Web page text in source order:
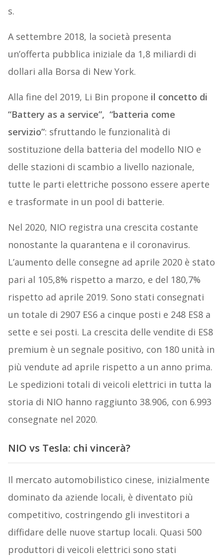
s.
A settembre 2018, la società presenta
un’offerta pubblica iniziale da 1,8 miliardi di
dollari alla Borsa di New York.
Alla fine del 2019, Li Bin propone il concetto di
“Battery as a service”, “batteria come
servizio”: sfruttando le funzionalità di
sostituzione della batteria del modello NIO e
delle stazioni di scambio a livello nazionale,
tutte le parti elettriche possono essere aperte
e trasformate in un pool di batterie.
Nel 2020, NIO registra una crescita costante
nonostante la quarantena e il coronavirus.
L’aumento delle consegne ad aprile 2020 è stato
pari al 105,8% rispetto a marzo, e del 180,7%
rispetto ad aprile 2019. Sono stati consegnati
un totale di 2907 ES6 a cinque posti e 248 ES8 a
sette e sei posti. La crescita delle vendite di ES8
premium è un segnale positivo, con 180 unità in
più vendute ad aprile rispetto a un anno prima.
Le spedizioni totali di veicoli elettrici in tutta la
storia di NIO hanno raggiunto 38.906, con 6.993
consegnate nel 2020.
NIO vs Tesla: chi vincerà?
Il mercato automobilistico cinese, inizialmente
dominato da aziende locali, è diventato più
competitivo, costringendo gli investitori a
diffidare delle nuove startup locali. Quasi 500
produttori di veicoli elettrici sono stati